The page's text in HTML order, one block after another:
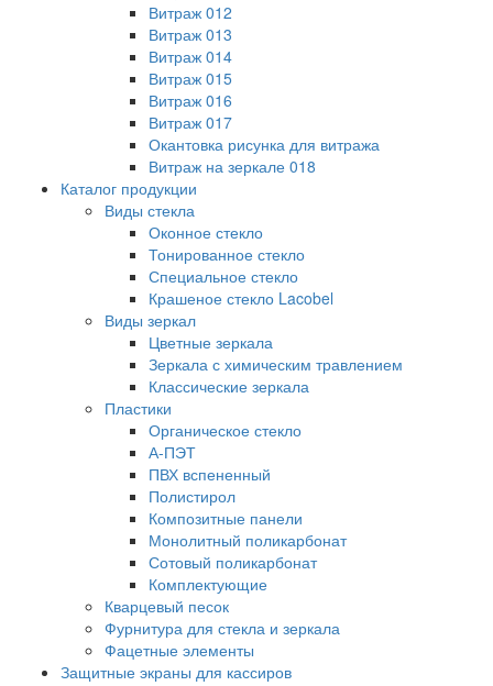
Витраж 012
Витраж 013
Витраж 014
Витраж 015
Витраж 016
Витраж 017
Окантовка рисунка для витража
Витраж на зеркале 018
Каталог продукции
Виды стекла
Оконное стекло
Тонированное стекло
Специальное стекло
Крашеное стекло Lacobel
Виды зеркал
Цветные зеркала
Зеркала с химическим травлением
Классические зеркала
Пластики
Органическое стекло
А-ПЭТ
ПВХ вспененный
Полистирол
Композитные панели
Монолитный поликарбонат
Сотовый поликарбонат
Комплектующие
Кварцевый песок
Фурнитура для стекла и зеркала
Фацетные элементы
Защитные экраны для кассиров